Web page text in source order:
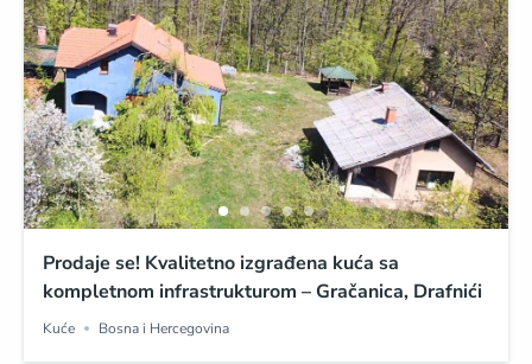
Prodaje se! Kvalitetno izgrađena kuća sa
kompletnom infrastrukturom – Gračanica, Drafnići
Kuće Bosna i Hercegovina